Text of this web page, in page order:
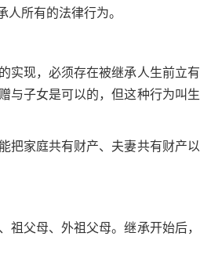
所有的法律行为。
实现，必须存在被继承人生前立
子女是可以的，但这种行为叫生
把家庭共有财产、夫妻共有财产
祖父母、外祖父母。继承开始后